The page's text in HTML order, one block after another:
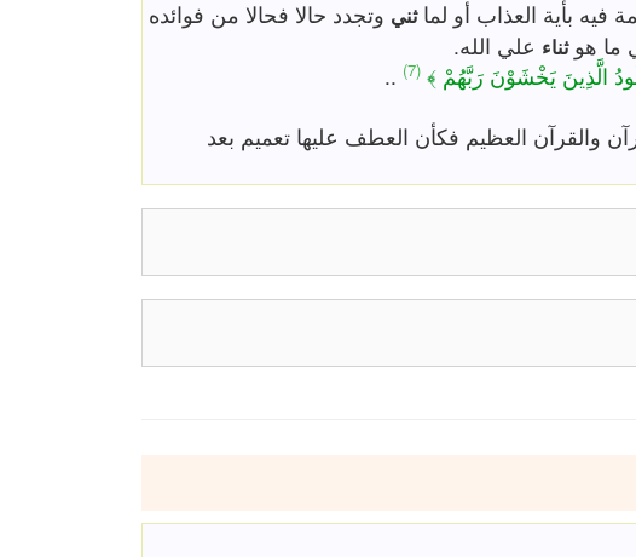
فيه بأية العذاب أو لماثني وتجدد حالا فحالا من فوائده
ما هوثناء علي الله.
الَّذِينَ يَخْشَوْنَ رَبَّهُمْ ﴾ (7)
..
والقرآن العظيم فكأن العطف عليها تعميم بعد